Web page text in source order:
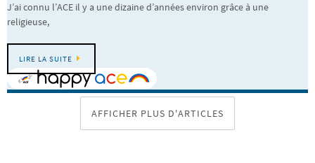
J’ai connu l’ACE il y a une dizaine d’années environ grâce à une
religieuse,
LIRE LA SUITE
AFFICHER PLUS D'ARTICLES